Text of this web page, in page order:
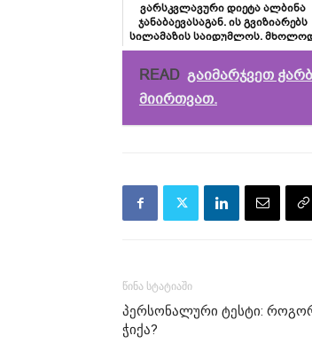
ვარსკვლავური დიეტა ალბინა
ჯანაბაევასაგან. ის გვიზიარებს
სილამაზის საიდუმლოს.
2 ჩაის კოვზი…
READ გაიმარჯვეთ
მიირთვათ.
წინა სტატიაში
პერსონალური ტესტი:
ჭიქა?